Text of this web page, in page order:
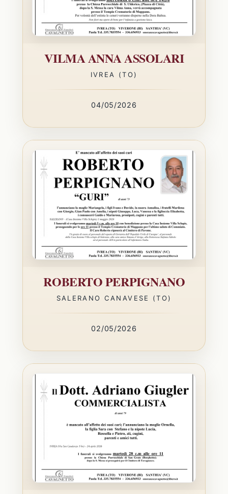
VILMA ANNA ASSOLARI
IVREA (TO)
04/05/2026
ROBERTO PERPIGNANO
SALERANO CANAVESE (TO)
02/05/2026